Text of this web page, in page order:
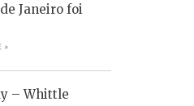
Janeiro foi
»
– Whittle